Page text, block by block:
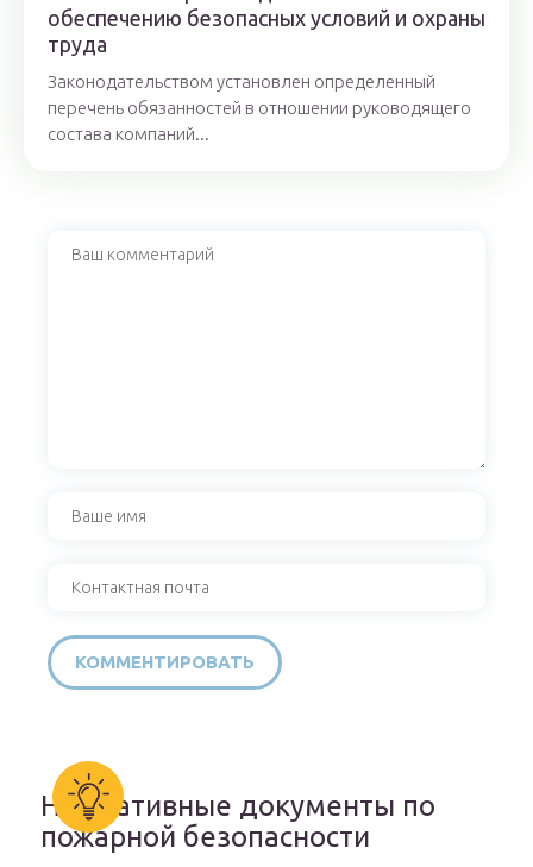
обеспечению безопасных условий и охраны
труда
Законодательством установлен определенный
перечень обязанностей в отношении руководящего
состава компаний...
Нормативные документы по
пожарной безопасности